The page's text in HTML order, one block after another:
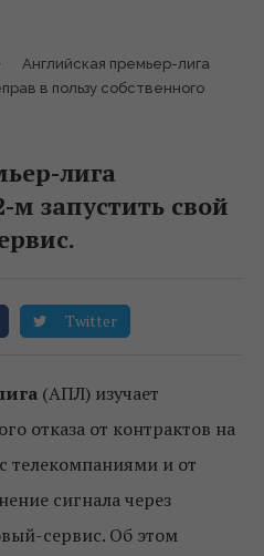
Английская премьер-лига
в пользу собственного
лига
м запустить свой
Twitter
(АПЛ) изучает
отказа от контрактов на
телекомпаниями и от
сигнала через
сервис. Об этом